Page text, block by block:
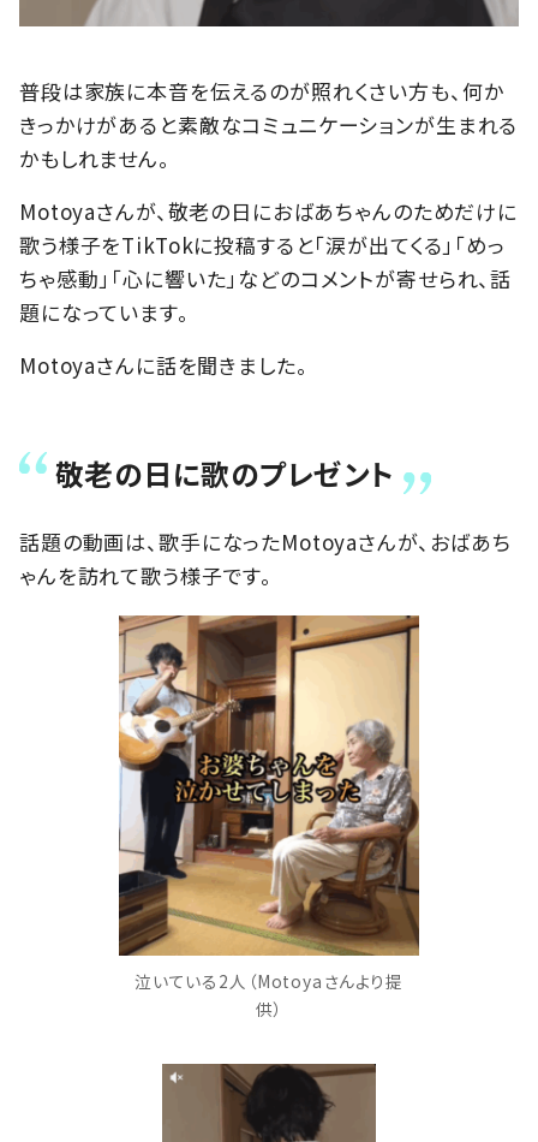
普段は家族に本音を伝えるのが照れくさい方も、何か
きっかけがあると素敵なコミュニケーションが生まれる
かもしれません。
Motoyaさんが、敬老の日におばあちゃんのためだけに
歌う様子をTikTokに投稿すると「涙が出てくる」「めっ
ちゃ感動」「心に響いた」などのコメントが寄せられ、話
題になっています。
Motoyaさんに話を聞きました。
敬老の日に歌のプレゼント
話題の動画は、歌手になったMotoyaさんが、おばあち
ゃんを訪れて歌う様子です。
泣いている2人（Motoyaさんより提
供）